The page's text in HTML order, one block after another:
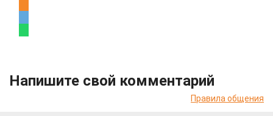
Напишите свой комментарий
Правила общения